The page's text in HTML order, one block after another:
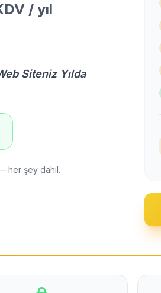
/ yıl
Siteniz Yılda
her şey dahil.